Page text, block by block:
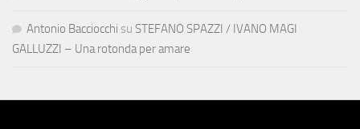
Antonio Bacciocchi su STEFANO SPAZZI / IVANO MAGI
GALLUZZI – Una rotonda per amare